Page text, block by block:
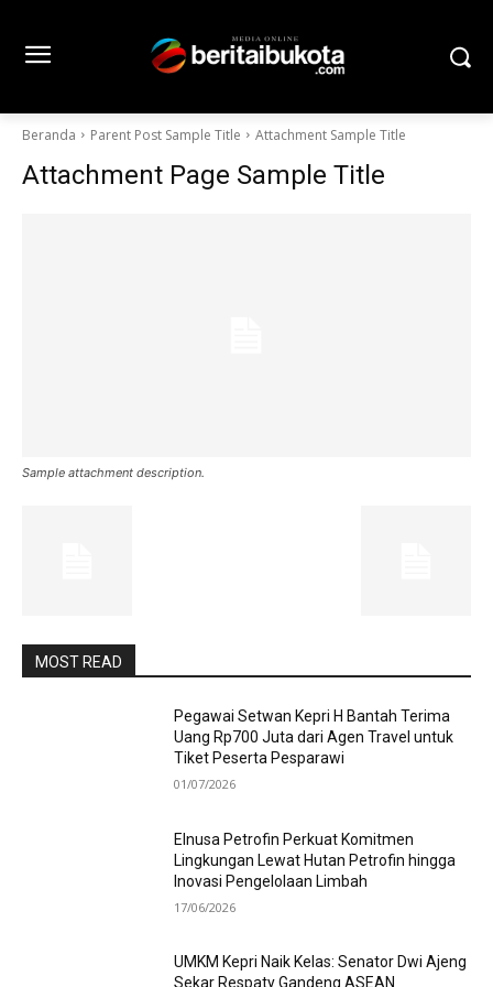
Beranda Parent Post Sample Title Attachment Sample Title
Attachment Page Sample Title
Sample attachment description.
MOST READ
Pegawai Setwan Kepri H Bantah Terima
Uang Rp700 Juta dari Agen Travel untuk
Tiket Peserta Pesparawi
01/07/2026
Elnusa Petrofin Perkuat Komitmen
Lingkungan Lewat Hutan Petrofin hingga
Inovasi Pengelolaan Limbah
17/06/2026
UMKM Kepri Naik Kelas: Senator Dwi Ajeng
Sekar Respaty Gandeng ASEAN